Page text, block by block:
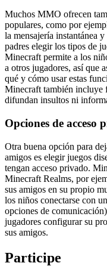
Muchos MMO ofrecen
populares, como por
la mensajería instantánea
padres elegir los tipos de
Minecraft permite a los
a otros jugadores, así que
qué y cómo usar estas
Minecraft también incluye
difundan insultos ni
Opciones de acceso
Otra buena opción para
amigos es elegir juegos
tengan acceso privado.
Minecraft Realms, por
sus amigos en su propio
los niños conectarse con
opciones de
jugadores configurar su
sus amigos.
Participe